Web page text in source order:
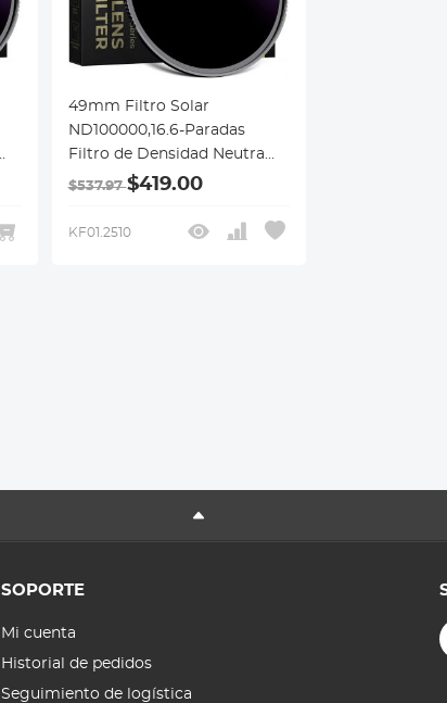
49mm Filtro Solar
ND100000,16.6-Paradas
Filtro de Densidad Neutra
Sólido para Cámara DSLR,
$537.97$419.00
KF01.2510
SOPORTE
Mi cuenta
Historial de pedidos
Seguimiento de logística